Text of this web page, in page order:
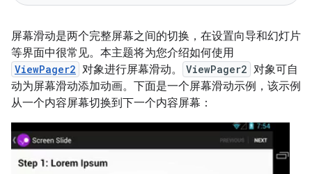
屏幕滑动是两个完整屏幕之间的切换，在设置向导和幻灯片
等界面中很常见。本主题将为您介绍如何使用
ViewPager2 对象进行屏幕滑动。 ViewPager2 对象可自
动为屏幕滑动添加动画。下面是一个屏幕滑动示例，该示例
从一个内容屏幕切换到下一个内容屏幕：